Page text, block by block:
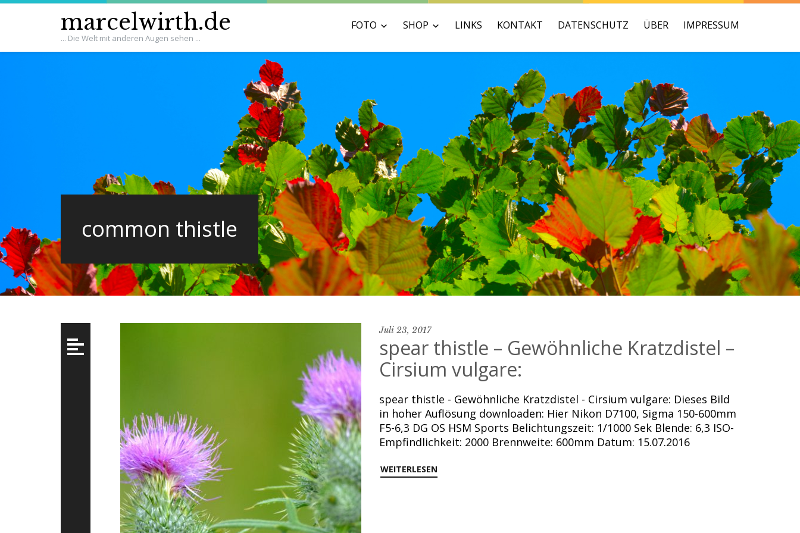
marcelwirth.de
... Die Welt mit anderen Augen sehen ...
FOTO SHOP LINKS KONTAKT DATENSCHUTZ ÜBER IMPRESSUM
common thistle
Juli 23, 2017
spear thistle – Gewöhnliche Kratzdistel –
Cirsium vulgare:
spear thistle - Gewöhnliche Kratzdistel - Cirsium vulgare: Dieses Bild
in hoher Auflösung downloaden: Hier Nikon D7100, Sigma 150-600mm
F5-6,3 DG OS HSM Sports Belichtungszeit: 1/1000 Sek Blende: 6,3 ISO-
Empfindlichkeit: 2000 Brennweite: 600mm Datum: 15.07.2016
WEITERLESEN